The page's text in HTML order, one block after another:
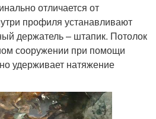
отличается от
профиля устанавливают
держатель – штапик. Потолок
сооружении при помощи
удерживает натяжение